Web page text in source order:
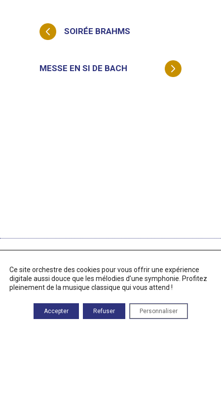
SOIRÉE BRAHMS
MESSE EN SI DE BACH
83 Route des Alix
46500 Rocamadour
Du lundi au vendredi :
9h00—17h00
Ce site orchestre des cookies pour vous offrir une expérience
digitale aussi douce que les mélodies d’une symphonie. Profitez
pleinement de la musique classique qui vous attend !
Accepter Refuser Personnaliser